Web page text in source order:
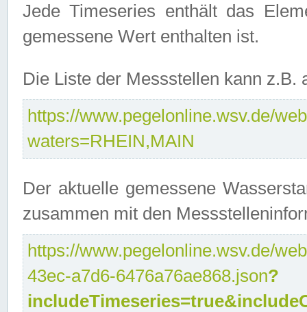
Jede Timeseries enthält das
gemessene Wert enthalten ist.
Die Liste der Messstellen kann
https://www.pegelonline.wsv.de/
waters=RHEIN,MAIN
Der aktuelle gemessene
zusammen mit den
https://www.pegelonline.wsv.de/
43ec-a7d6-6476a76ae868.json?